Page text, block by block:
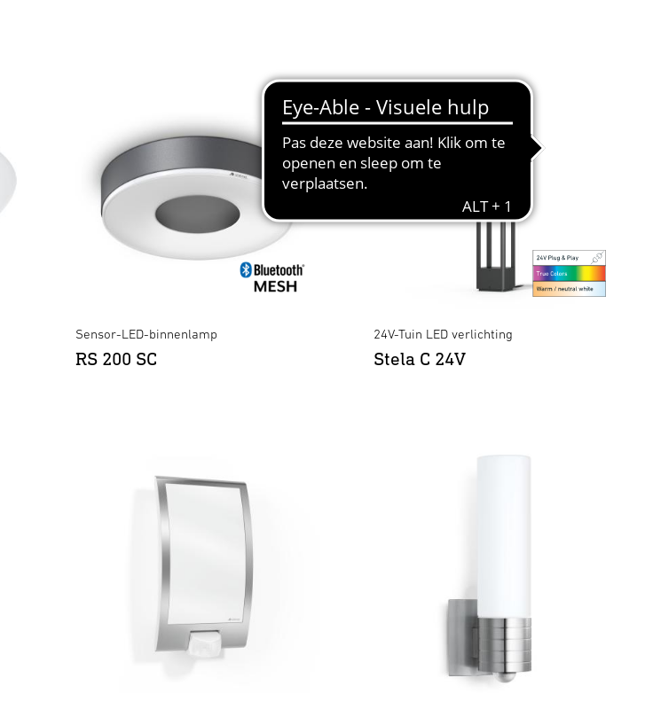
Sensor-LED-binnenlamp
RS 200 SC
24V-Tuin LED verlichting
Stela C 24V